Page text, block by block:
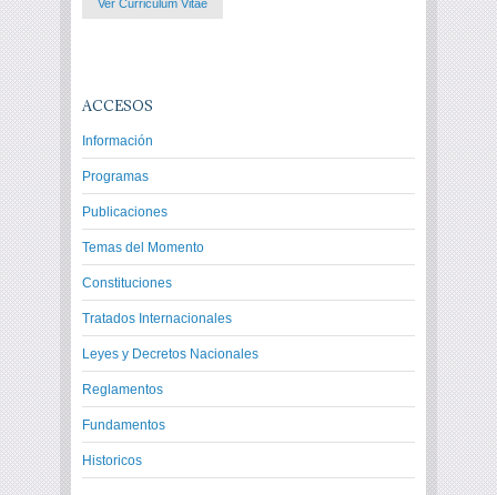
Ver Curriculum Vitae
ACCESOS
Información
Programas
Publicaciones
Temas del Momento
Constituciones
Tratados Internacionales
Leyes y Decretos Nacionales
Reglamentos
Fundamentos
Historicos